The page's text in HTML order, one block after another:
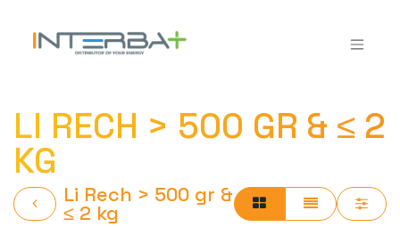
LI RECH > 500 GR & ≤ 2
KG
Li Rech > 500 gr &
≤ 2 kg